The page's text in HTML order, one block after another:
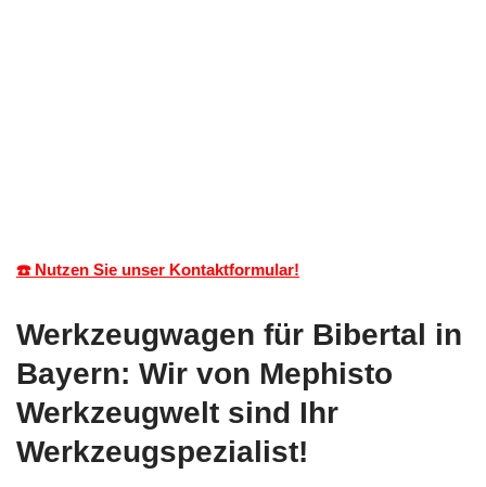
☎️ Nutzen Sie unser Kontaktformular!
Werkzeugwagen für Bibertal in
Bayern: Wir von Mephisto
Werkzeugwelt sind Ihr
Werkzeugspezialist!